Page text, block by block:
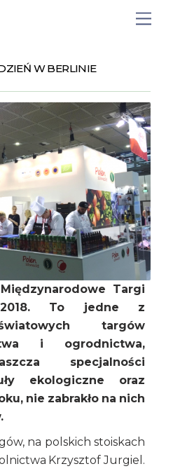
W BERLINIE
Targi
To jedne z
targów
i ogrodnictwa,
specjalności
ekologiczne oraz
nie zabrakło na nich
na polskich stoiskach
Krzysztof Jurgiel.